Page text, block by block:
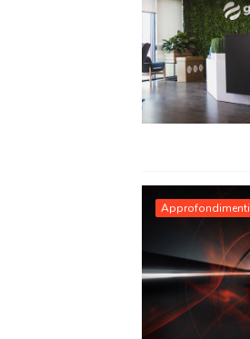
Approfondimenti